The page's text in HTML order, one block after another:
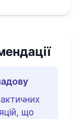
що